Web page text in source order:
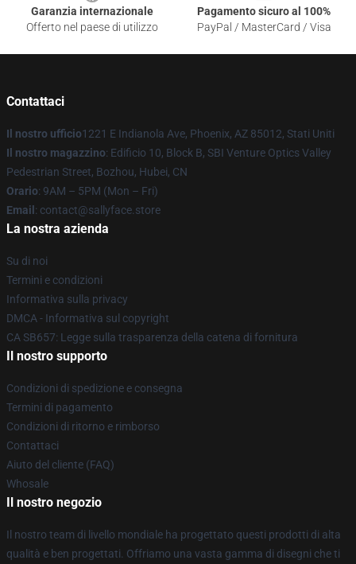
Garanzia internazionale
Offerto nel paese di utilizzo
Pagamento sicuro al 100%
PayPal / MasterCard / Visa
Contattaci
Il nostro ufficio1221 E Indianola Ave, Phoenix, AZ 85012, Stati Uniti
Il nostro magazzino: Edificio 10, Block B, SBI Venture Optics Valley
Pedestrian Street, Bozhou, Hubei, CN
Orario: 9AM – 5PM (Mon – Fri)
Email : contact@sallyface.store
La nostra azienda
Su di noi
Termini e condizioni
Informativa sulla privacy
DMCA - Informativa sul copyright
CA SB657: Legge sulla trasparenza della catena di fornitura
Il nostro supporto
Condizioni di spedizione e consegna
Termini di pagamento
Condizioni di ritorno e rimborso
Contattaci
Aiuto del cliente (FAQ)
Whosale
Il nostro negozio
Il nostro team di livello mondiale ha progettato questi prodotti di alta
qualità e ben progettati. Offriamo una vasta gamma di disegni che ti